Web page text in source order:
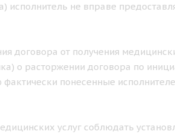
исполнитель не вправе
договора от получения
о расторжении договора по
фактически понесенные
услуг соблюдать